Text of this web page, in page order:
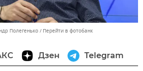
Полегенько Перейти в фотобанк
Дзен Telegram